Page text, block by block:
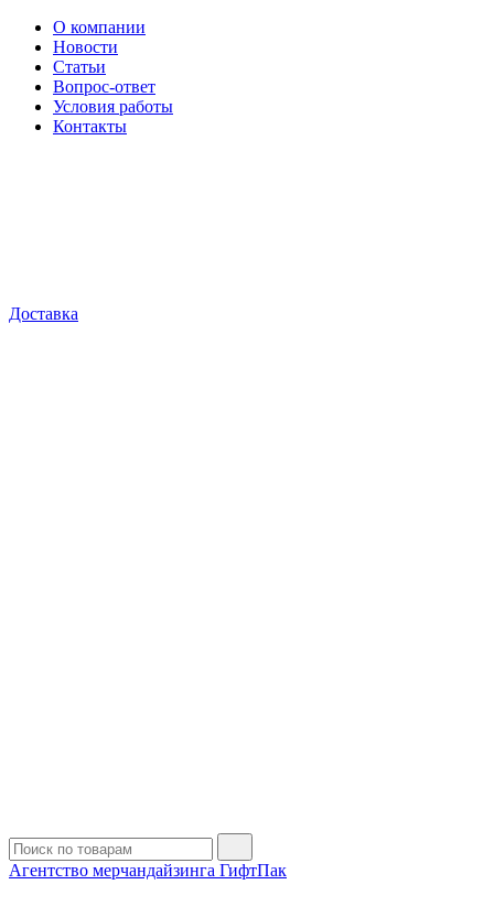
О компании
Новости
Статьи
Вопрос-ответ
Условия работы
Контакты
Доставка
Агентство мерчандайзинга ГифтПак